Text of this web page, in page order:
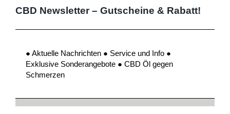
CBD Newsletter – Gutscheine & Rabatt!
● Aktuelle Nachrichten ● Service und Info ●
Exklusive Sonderangebote ● CBD Öl gegen
Schmerzen